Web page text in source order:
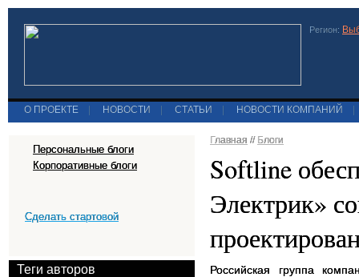
Регион:
О ПРОЕКТЕ НОВОСТИ СТАТЬИ НОВОСТИ КОМПАНИЙ
Персональные блоги
Корпоративные блоги
Сделать стартовой
Теги авторов
Главная // Блоги
Softline
Электрик»
Российская группа